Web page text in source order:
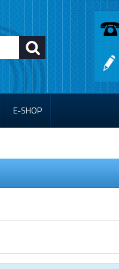
E-SHOP